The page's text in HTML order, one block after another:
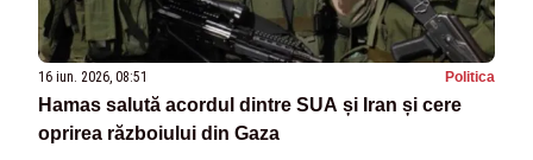
16 iun. 2026, 08:51 Politica
Hamas salută acordul dintre SUA și Iran și cere
oprirea războiului din Gaza